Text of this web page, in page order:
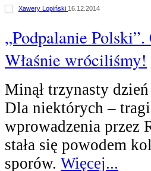
Xawery Lopiński 16.12.2014
„Podpalanie
Właśnie wróciliśmy!
Minął trzynasty
Dla niektórych –
wprowadzenia przez
stała się powodem
sporów. Więcej...